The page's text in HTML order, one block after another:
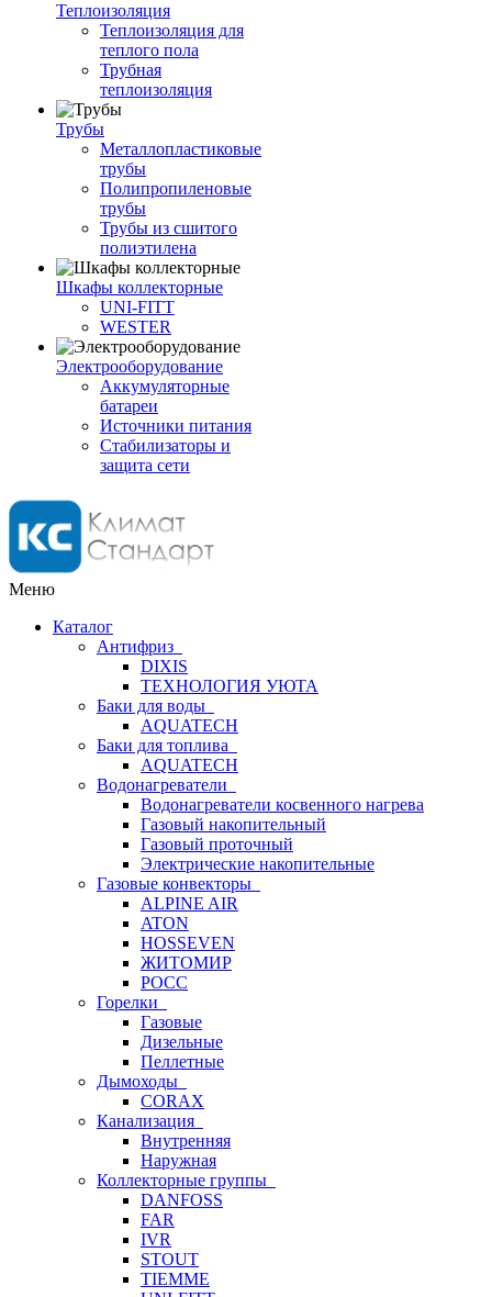
Теплоизоляция
Теплоизоляция для
теплого пола
Трубная
теплоизоляция
Трубы
Металлопластиковые
трубы
Полипропиленовые
трубы
Трубы из сшитого
полиэтилена
Шкафы коллекторные
UNI-FITT
WESTER
Электрооборудование
Аккумуляторные
батареи
Источники питания
Стабилизаторы и
защита сети
Меню
Каталог
Антифриз
DIXIS
ТЕХНОЛОГИЯ УЮТА
Баки для воды
AQUATECH
Баки для топлива
AQUATECH
Водонагреватели
Водонагреватели косвенного нагрева
Газовый накопительный
Газовый проточный
Электрические накопительные
Газовые конвекторы
ALPINE AIR
ATON
HOSSEVEN
ЖИТОМИР
РОСС
Горелки
Газовые
Дизельные
Пеллетные
Дымоходы
CORAX
Канализация
Внутренняя
Наружная
Коллекторные группы
DANFOSS
FAR
IVR
STOUT
TIEMME